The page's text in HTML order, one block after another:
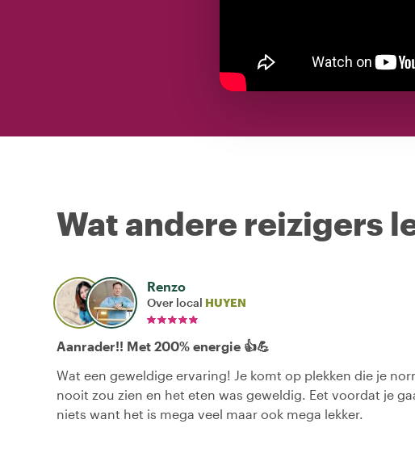
Wat andere reizigers
Renzo
Over local HUYEN
Aanrader!! Met 200% energie 👍💪
Wat een geweldige ervaring! Je komt op plekken die je
nooit zou zien en het eten was geweldig. Eet voordat je
niets want het is mega veel maar ook mega lekker.